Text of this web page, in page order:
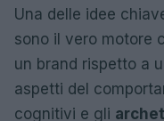
Una delle idee
sono il vero motore
un brand rispetto a
aspetti del
cognitivi e gli